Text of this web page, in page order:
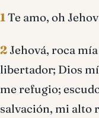
1Te amo, oh
2 Jehová, roca
libertador; Dios
me refugio;
salvación, mi alto